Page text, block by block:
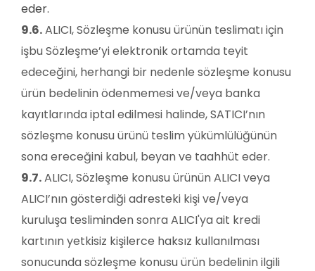
eder.
9.6.ALICI, Sözleşme konusu ürünün teslimatı için
işbu Sözleşme’yi elektronik ortamda teyit
edeceğini, herhangi bir nedenle sözleşme konusu
ürün bedelinin ödenmemesi ve/veya banka
kayıtlarında iptal edilmesi halinde, SATICI’nın
sözleşme konusu ürünü teslim yükümlülüğünün
sona ereceğini kabul, beyan ve taahhüt eder.
9.7.ALICI, Sözleşme konusu ürünün ALICI veya
ALICI’nın gösterdiği adresteki kişi ve/veya
kuruluşa tesliminden sonra ALICI'ya ait kredi
kartının yetkisiz kişilerce haksız kullanılması
sonucunda sözleşme konusu ürün bedelinin ilgili